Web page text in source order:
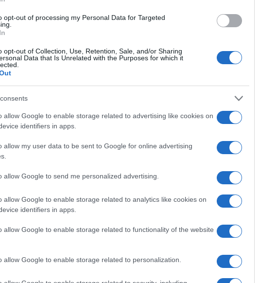
opt-out of processing my Personal Data for Targeted
opt-out of Collection, Use, Retention, Sale, and/or Sharing
Data that Is Unrelated with the Purposes for which it
allow Google to enable storage related to advertising like cookies on
identifiers in apps.
allow my user data to be sent to Google for online advertising
allow Google to send me personalized advertising.
allow Google to enable storage related to analytics like cookies on
identifiers in apps.
allow Google to enable storage related to functionality of the website
allow Google to enable storage related to personalization.
Prize organisation
στην Αττική – 6 θάνατοι στη χώρα
Αυτό το εύκολο hairstyle παραλίας είναι
ΓΙΑ ΤΟ
Στη Μύκονο
Nammos μαζί με Zoe
Ρένα Δούρου: Θολή
ερωτήματα σχετικά
Ελλάδας έναντι της
Ο Μιλάν Βιτάλις στην
PAOK On Fire: Ψάχνει
Τούμπα!
Λίνα Μενδώνη:
φρούριο, στα
Επιδότηση 528.000